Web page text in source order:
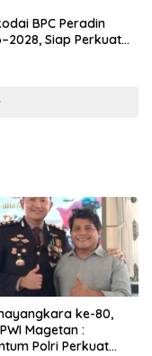
BPC Peradin
Siap Perkuat
ke-80,
Magetan :
Polri Perkuat